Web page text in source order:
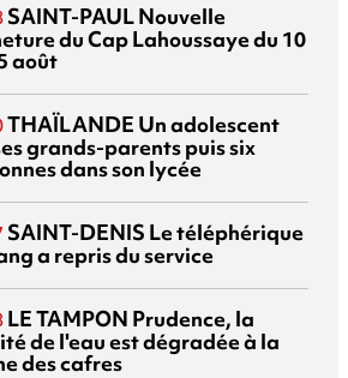
SAINT-PAULNouvelle
du Cap Lahoussaye du 10
août
THAÏLANDE Un adolescent
grands-parents puis six
dans son lycée
SAINT-DENIS Le téléphérique
a repris du service
LE TAMPON Prudence, la
de l'eau est dégradée à la
des cafres